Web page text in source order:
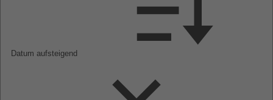
Datum aufsteigend